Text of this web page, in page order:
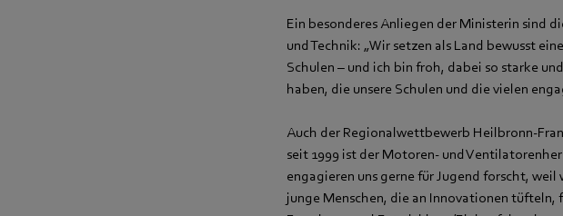
Ein besonderes Anliegen der Ministerin sind
und Technik: „Wir setzen als Land bewusst
Schulen – und ich bin froh, dabei so starke
haben, die unsere Schulen und die vielen
Auch der Regionalwettbewerb Heilbronn-
seit 1999 ist der Motoren- und
engagieren uns gerne für Jugend forscht,
junge Menschen, die an Innovationen